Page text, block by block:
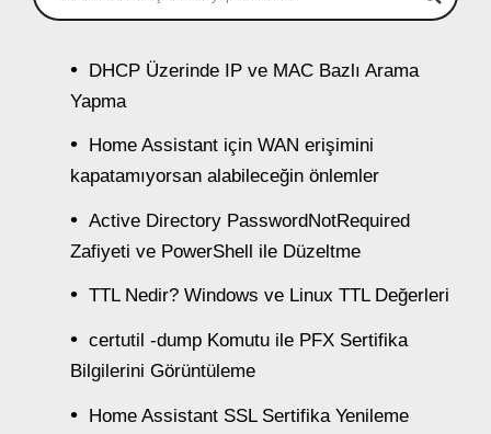
DHCP Üzerinde IP ve MAC Bazlı Arama
Yapma
Home Assistant için WAN erişimini
kapatamıyorsan alabileceğin önlemler
Active Directory PasswordNotRequired
Zafiyeti ve PowerShell ile Düzeltme
TTL Nedir? Windows ve Linux TTL Değerleri
certutil -dump Komutu ile PFX Sertifika
Bilgilerini Görüntüleme
Home Assistant SSL Sertifika Yenileme